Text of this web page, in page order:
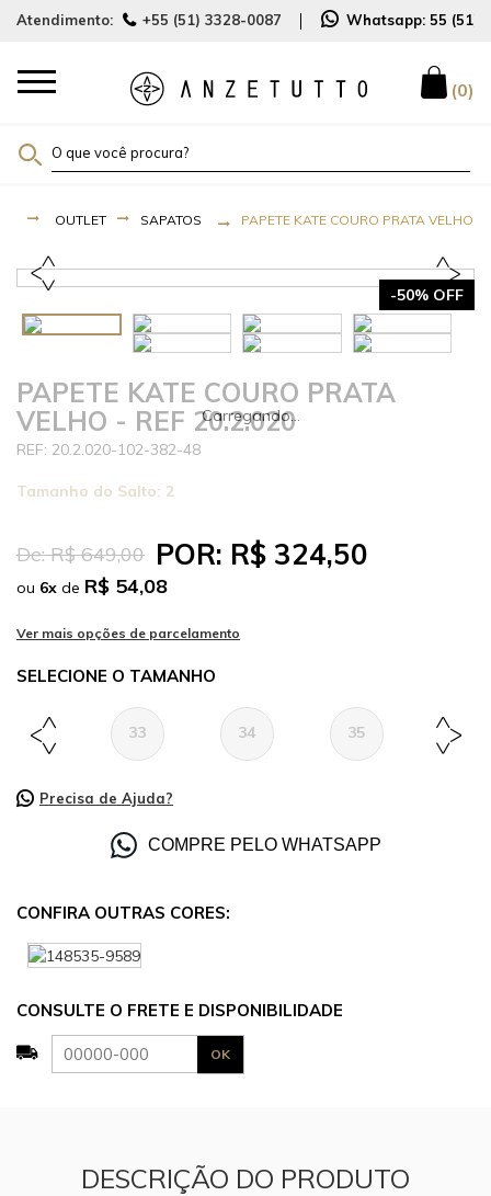
Atendimento: +55 (51) 3328-0087 Whatsapp: 55 (51)
0
OUTLET SAPATOS PAPETE KATE COURO PRATA VELHO -
-50% OFF
PAPETE KATE COURO PRATA
VELHO - REF 20.2.020
20.2.020-102-382-48
Tamanho do Salto: 2
De:R$ 649,00 POR: R$ 324,50
ou 6x de R$ 54,08
TAMANHO
33 34 35 36
Precisa de Ajuda?
COMPRE PELO WHATSAPP
CONFIRA OUTRAS CORES:
CONSULTE O FRETE E DISPONIBILIDADE
DESCRIÇÃO DO PRODUTO